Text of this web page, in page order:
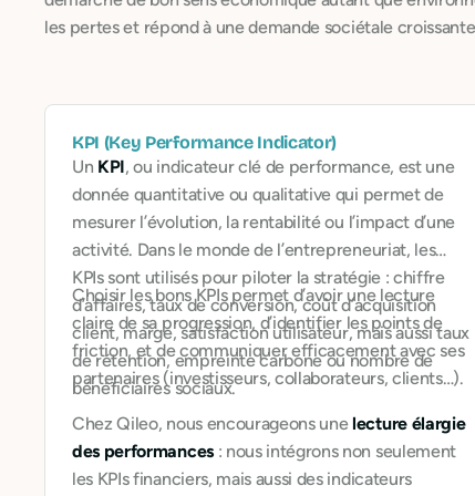
les pertes et répond à une demande sociétale
KPI (Key Performance Indicator)
Un KPI, ou indicateur clé de performance, est une
donnée quantitative ou qualitative qui permet de
mesurer l’évolution, la rentabilité ou l’impact d’une
activité. Dans le monde de l’entrepreneuriat, les
KPIs sont utilisés pour piloter la stratégie : chiffre
d’affaires, taux de conversion, coût d’acquisition
client, marge, satisfaction utilisateur, mais aussi taux
de rétention, empreinte carbone ou nombre de
bénéficiaires sociaux.
Choisir les bons KPIs permet d’avoir une lecture
claire de sa progression, d’identifier les points de
friction, et de communiquer efficacement avec ses
partenaires (investisseurs, collaborateurs, clients…).
Chez Qileo, nous encourageons unelecture élargie
des performances: nous intégrons non seulement
les KPIs financiers, mais aussi des indicateurs